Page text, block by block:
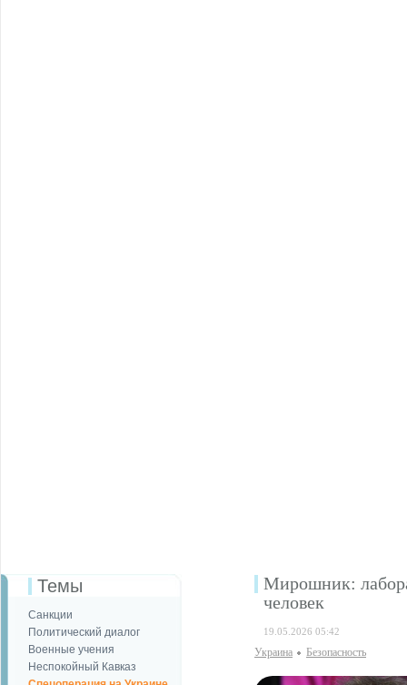
Темы
Санкции
Политический диалог
Военные учения
Неспокойный Кавказ
Мирошник:
человек
19.05.2026 05:42
Украина Безопаcность